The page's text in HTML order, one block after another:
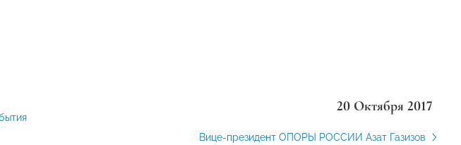
20 Октября 2017
Вице-президент ОПОРЫ РОССИИ Азат Газизов